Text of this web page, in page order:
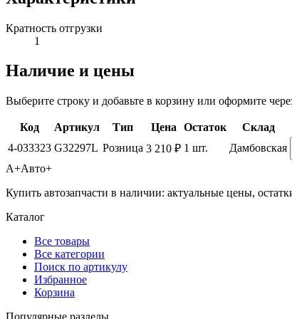
Кратность отгрузки
1
Наличие и цены
Выберите строку и добавьте в корзину или оформите
Код Артикул Тип Цена Остаток
Склад
4-033323 G32297L Розница 3 210 ₽ 1 шт. Дамбовская
А+Авто+
Купить автозапчасти в наличии: актуальные цены,
Каталог
Все товары
Все категории
Поиск по артикулу
Избранное
Корзина